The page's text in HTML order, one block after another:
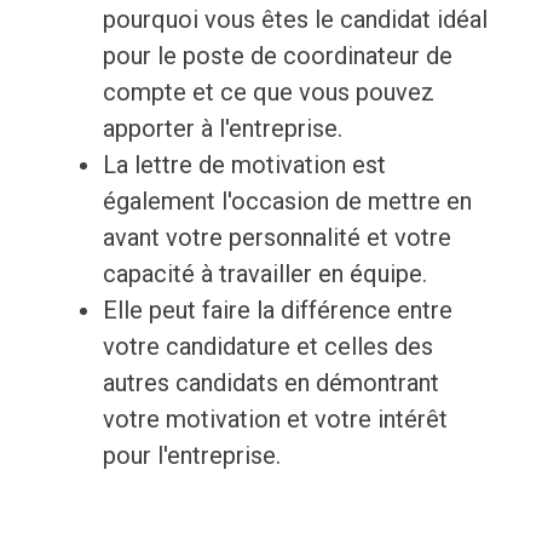
pourquoi vous êtes le candidat idéal
pour le poste de coordinateur de
compte et ce que vous pouvez
apporter à l'entreprise.
La lettre de motivation est
également l'occasion de mettre en
avant votre personnalité et votre
capacité à travailler en équipe.
Elle peut faire la différence entre
votre candidature et celles des
autres candidats en démontrant
votre motivation et votre intérêt
pour l'entreprise.